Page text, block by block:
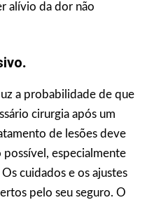
alívio da dor não
.
a probabilidade de que
cirurgia após um
de lesões deve
especialmente
cuidados e os ajustes
pelo seu seguro. O